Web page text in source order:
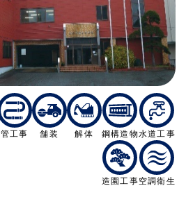
管工事 舗装 解体 鋼構造物水道工事
造園工事空調衛生